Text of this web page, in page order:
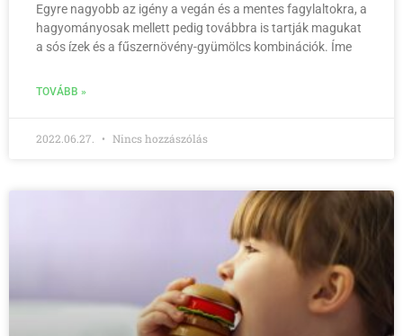
Egyre nagyobb az igény a vegán és a mentes fagylaltokra, a
hagyományosak mellett pedig továbbra is tartják magukat
a sós ízek és a fűszernövény-gyümölcs kombinációk. Íme
TOVÁBB »
2022.06.27. Nincs hozzászólás